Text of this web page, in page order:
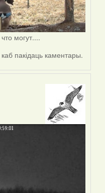
могут....
каб пакідаць каментары.